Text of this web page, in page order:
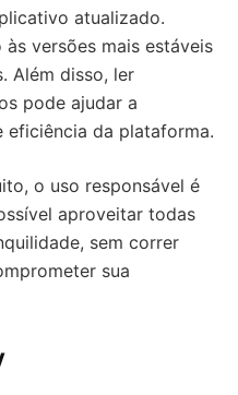
atualizado.
versões mais estáveis
Além disso, ler
pode ajudar a
da plataforma.
o uso responsável é
aproveitar todas
sem correr
sua